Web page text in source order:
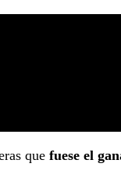
que fuese el